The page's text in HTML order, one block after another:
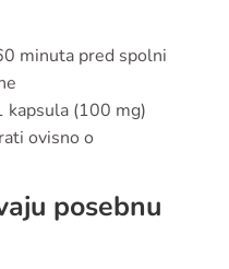
minuta pred spolni
kapsula (100 mg)
ovisno o
posebnu